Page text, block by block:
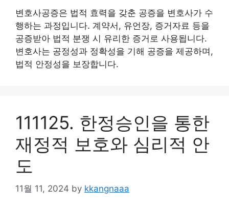
변호사공증은 법적 효력을 갖춘 공증을 변호사가 수
행하는 과정입니다. 계약서, 유언장, 증거자료 등을
공증받아 법적 분쟁 시 유리한 증거로 사용됩니다.
변호사는 공정성과 정확성을 기해 공증을 제공하며,
법적 안정성을 보장합니다.
111125. 한정승인을 통한
재정적 보호와 심리적 안
도
11월 11, 2024 by kkangnaaa